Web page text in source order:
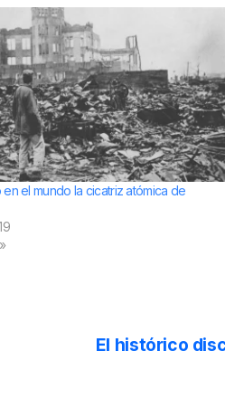
en el mundo la cicatriz atómica de
El histórico